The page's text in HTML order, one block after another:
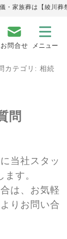
・家族葬は【綾川葬
お問合せ
カテゴリ: 相続
問
当社スタッ
す。
は、お気軽
りお問い合